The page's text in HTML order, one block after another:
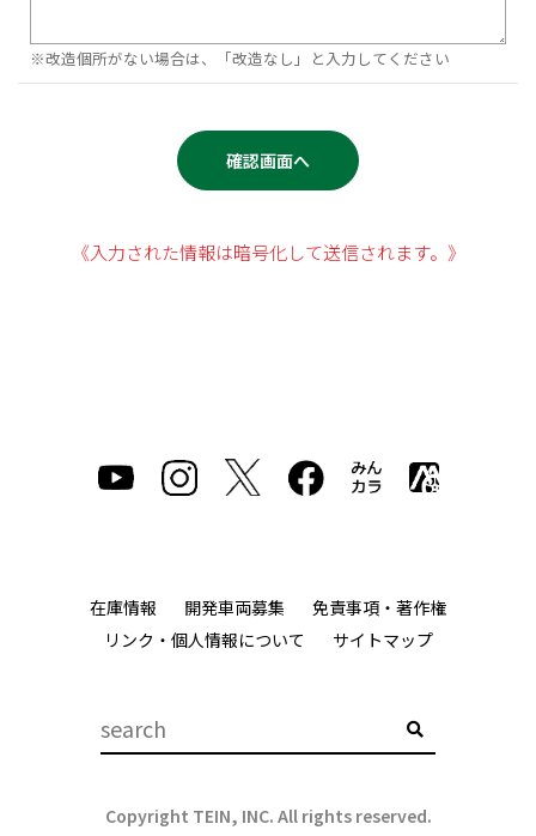
※改造個所がない場合は、「改造なし」と入力してください
《入力された情報は暗号化して送信されます。》
在庫情報 開発車両募集
免責事項・著作権
リンク・個人情報について
サイトマップ
Copyright TEIN, INC. All rights reserved.